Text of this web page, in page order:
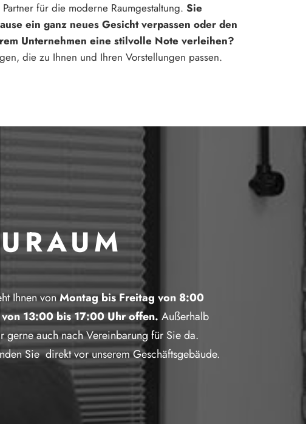
für die moderne Raumgestaltung. Sie
ein ganz neues Gesicht verpassen oder den
Unternehmen eine stilvolle Note verleihen?
die zu Ihnen und Ihren Vorstellungen passen.
Ihnen vonMontag bis Freitag von 8:00
13:00 bis 17:00 Uhr offen. Außerhalb
gerne auch nach Vereinbarung für Sie da.
Sie direkt vor unserem Geschäftsgebäude.